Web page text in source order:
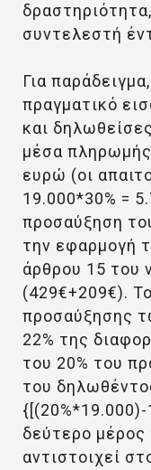
συντελεστή
Για
πραγματικό
και
μέσα
ευρώ (οι
19.000*30% =
προσαύξηση
την εφαρμογή
άρθρου 15 του
(429€+209€).
προσαύξησης
22% της
του 20% του
του
δεύτερο
αντιστοιχεί